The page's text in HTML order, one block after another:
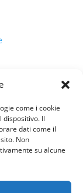
come i cookie
Il
dati come il
Non
su alcune